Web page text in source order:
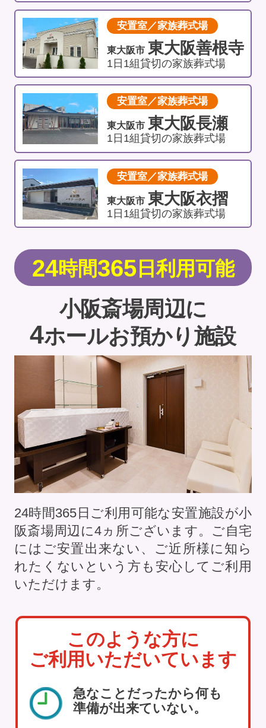
安置室／家族葬式場
東大阪市 東大阪善根寺
1日1組貸切の家族葬式場
安置室／家族葬式場
東大阪市 東大阪長瀬
1日1組貸切の家族葬式場
安置室／家族葬式場
東大阪市 東大阪衣摺
1日1組貸切の家族葬式場
24時間365 日利用可能
小阪斎場周辺に
4ホールお預かり施設
24時間365日ご利用可能な安置施設が小
阪斎場周辺に4ヵ所ございます。ご自宅
にはご安置出来ない、ご近所様に知ら
れたくないという方も安心してご利用
いただけます。
このような方に
ご利用いただいています
急なことだったから何も
準備が出来ていない。